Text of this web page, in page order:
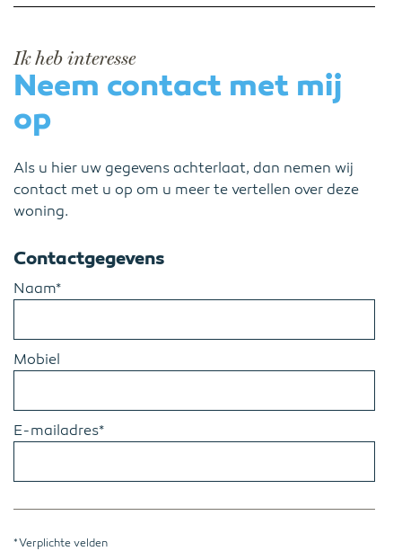
Ik heb interesse
Neem contact met mij
op
Als u hier uw gegevens achterlaat, dan nemen wij
contact met u op om u meer te vertellen over deze
woning.
Contactgegevens
Naam*
Mobiel
E-mailadres*
* Verplichte velden